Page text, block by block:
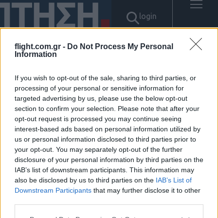
flight.com.gr - Do Not Process My Personal
Information
If you wish to opt-out of the sale, sharing to third parties, or
processing of your personal or sensitive information for
targeted advertising by us, please use the below opt-out
section to confirm your selection. Please note that after your
opt-out request is processed you may continue seeing
interest-based ads based on personal information utilized by
us or personal information disclosed to third parties prior to
your opt-out. You may separately opt-out of the further
disclosure of your personal information by third parties on the
IAB’s list of downstream participants. This information may
also be disclosed by us to third parties on the IAB’s List of
Downstream Participants that may further disclose it to other
login
Αποτελέσματα για: "텔레
@UPCOIN24「⟡xrp전송대행
usdt현금화"
Δεν βρέθηκαν αποτελέσματα.
ΠΟΛΙΤΙΚΗ ΑΠΟΡΡΗΤΟΥ